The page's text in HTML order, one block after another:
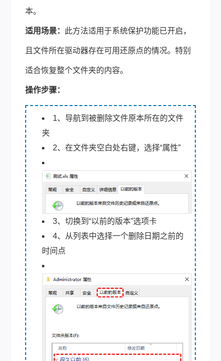
本。
适用场景： 此方法适用于系统保护功能已开启，
且文件所在驱动器存在可用还原点的情况。特别
适合恢复整个文件夹的内容。
操作步骤：
1、导航到被删除文件原本所在的文件
夹
2、在文件夹空白处右键，选择“属性”
3、切换到“以前的版本”选项卡
4、从列表中选择一个删除日期之前的
时间点